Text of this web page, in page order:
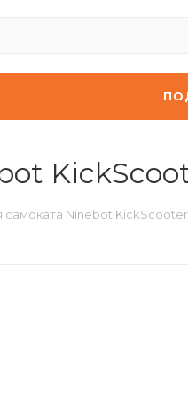
самоката Ninebot KickScooter